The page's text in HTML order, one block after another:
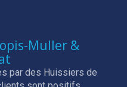
Muller &
par des Huissiers de